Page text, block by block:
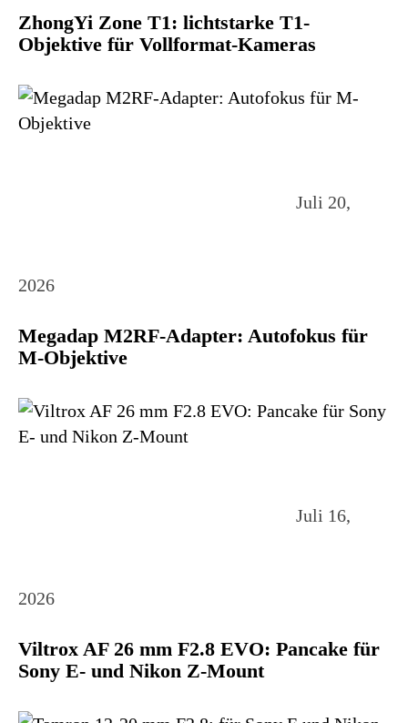
ZhongYi Zone T1: lichtstarke T1-
Objektive für Vollformat-Kameras
Juli 20,
2026
Megadap M2RF-Adapter: Autofokus für
M-Objektive
Juli 16,
2026
Viltrox AF 26 mm F2.8 EVO: Pancake für
Sony E- und Nikon Z-Mount